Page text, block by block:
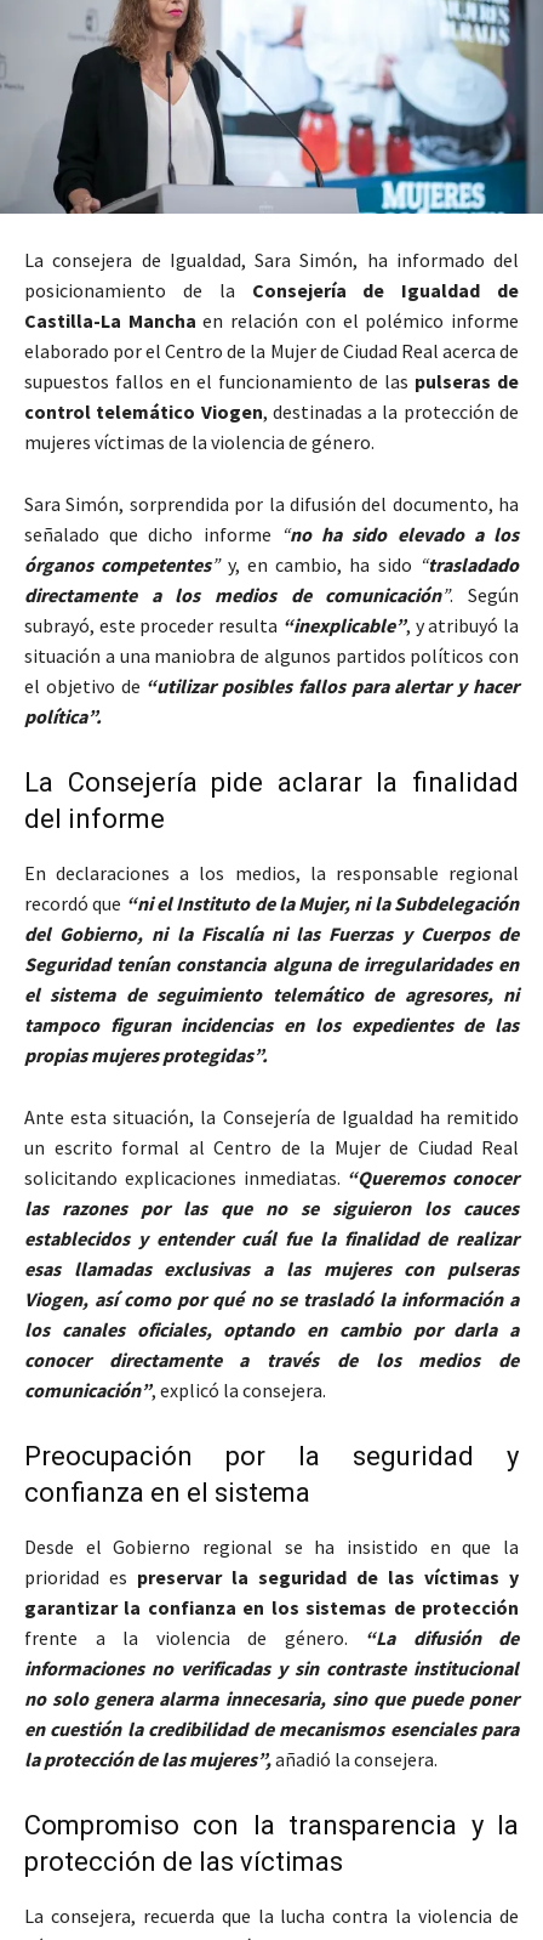
La consejera de Igualdad, Sara Simón, ha informado del
posicionamiento de la Consejería de Igualdad de
Castilla-La Mancha en relación con el polémico informe
elaborado por el Centro de la Mujer de Ciudad Real acerca de
supuestos fallos en el funcionamiento de las pulseras de
control telemático Viogen, destinadas a la protección de
mujeres víctimas de la violencia de género.
Sara Simón, sorprendida por la difusión del documento, ha
señalado que dicho informe “no ha sido elevado a los
órganos competentes”y, en cambio, ha sido “trasladado
directamente a los medios de comunicación”. Según
subrayó, este proceder resulta “inexplicable”, y atribuyó la
situación a una maniobra de algunos partidos políticos con
el objetivo de “utilizar posibles fallos para alertar y hacer
política”.
La Consejería pide aclarar la finalidad
del informe
En declaraciones a los medios, la responsable regional
recordó que “ni el Instituto de la Mujer, ni la Subdelegación
del Gobierno, ni la Fiscalía ni las Fuerzas y Cuerpos de
Seguridad tenían constancia alguna de irregularidades en
el sistema de seguimiento telemático de agresores, ni
tampoco figuran incidencias en los expedientes de las
propias mujeres protegidas”.
Ante esta situación, la Consejería de Igualdad ha remitido
un escrito formal al Centro de la Mujer de Ciudad Real
solicitando explicaciones inmediatas. “Queremos conocer
las razones por las que no se siguieron los cauces
establecidos y entender cuál fue la finalidad de realizar
esas llamadas exclusivas a las mujeres con pulseras
Viogen, así como por qué no se trasladó la información a
los canales oficiales, optando en cambio por darla a
conocer directamente a través de los medios de
comunicación”, explicó la consejera.
Preocupación por la seguridad y
confianza en el sistema
Desde el Gobierno regional se ha insistido en que la
prioridad es preservar la seguridad de las víctimas y
garantizar la confianza en los sistemas de protección
frente a la violencia de género. “La difusión de
informaciones no verificadas y sin contraste institucional
no solo genera alarma innecesaria, sino que puede poner
en cuestión la credibilidad de mecanismos esenciales para
la protección de las mujeres”,añadió la consejera.
Compromiso con la transparencia y la
protección de las víctimas
La consejera, recuerda que la lucha contra la violencia de